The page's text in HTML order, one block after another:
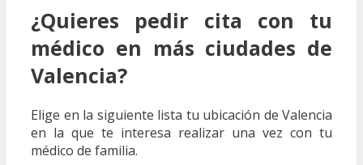
¿Quieres pedir cita con tu
médico en más ciudades de
Valencia?
Elige en la siguiente lista tu ubicación de Valencia
en la que te interesa realizar una vez con tu
médico de familia.